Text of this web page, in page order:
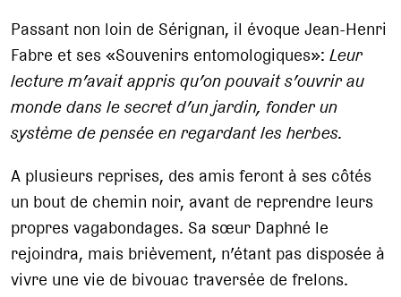
Passant non loin de Sérignan, il évoque Jean-Henri
Fabre et ses «Souvenirs entomologiques»:Leur
lecture m’avait appris qu’on pouvait s’ouvrir au
monde dans le secret d’un jardin, fonder un
système de pensée en regardant les herbes.
A plusieurs reprises, des amis feront à ses côtés
un bout de chemin noir, avant de reprendre leurs
propres vagabondages. Sa sœur Daphné le
rejoindra, mais brièvement, n’étant pas disposée à
vivre une vie de bivouac traversée de frelons.